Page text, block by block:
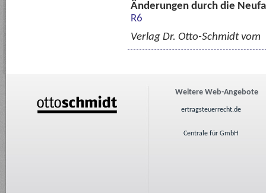
Änderungen durch die
R6
Verlag Dr. Otto-Schmidt vom
Weitere Web-Angebote
ertragsteuerrecht.de
Centrale für GmbH